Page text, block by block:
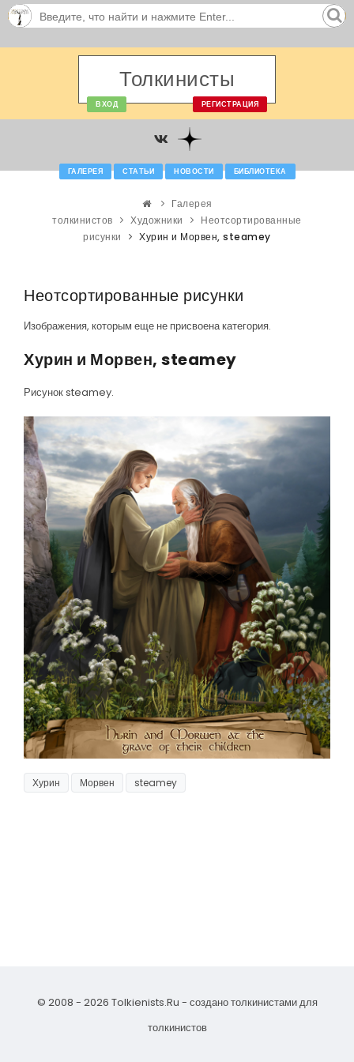
Толкинисты
ВХОД РЕГИСТРАЦИЯ
ГАЛЕРЕЯ СТАТЬИ НОВОСТИ БИБЛИОТЕКА
Галерея
толкинистов
Художники
Неотсортированные
рисунки
Хурин и Морвен, steamey
Неотсортированные рисунки
Изображения, которым еще не присвоена категория.
Хурин и Морвен, steamey
Рисунок steamey.
Хурин Морвен steamey
© 2008 - 2026 Tolkienists.Ru - создано толкинистами для
толкинистов